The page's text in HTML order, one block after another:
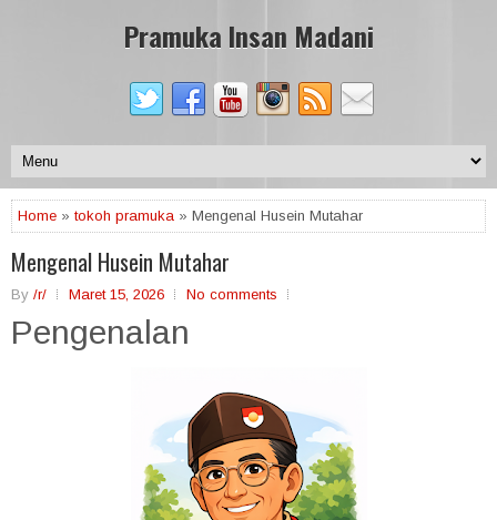
Pramuka Insan Madani
Home » tokoh pramuka » Mengenal Husein Mutahar
Mengenal Husein Mutahar
By /r/ Maret 15, 2026 No comments
Pengenalan